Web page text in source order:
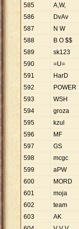
585 A,W,
586
DvAv
587
N W
588
B O $$
589
sk123
590
=U=
591
HarD
592
POWER
593
WSH
594
groza
595
kzul
596
MF
597
GS
598
mcgc
599
aPW
600
MORD
601
moja
602
team
603
AK